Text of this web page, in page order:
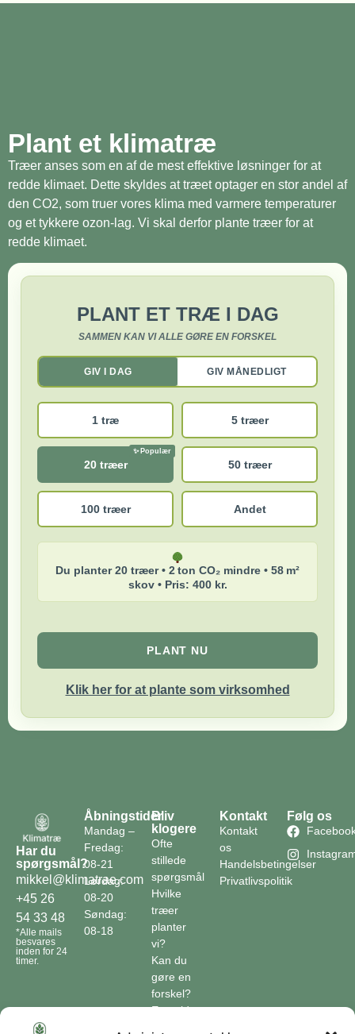
Plant et klimatræ
Træer anses som en af de mest effektive løsninger for at
redde klimaet. Dette skyldes at træet optager en stor andel af
den CO2, som truer vores klima med varmere temperaturer
og et tykkere ozon-lag. Vi skal derfor plante træer for at
redde klimaet.
PLANT ET TRÆ I DAG
SAMMEN KAN VI ALLE GØRE EN FORSKEL
GIV I DAG GIV MÅNEDLIGT
1 træ 5 træer
20 træer 50 træer
100 træer Andet
Du planter 20 træer • 2 ton CO₂ mindre • 58 m²
skov • Pris: 400 kr.
PLANT NU
Klik her for at plante som virksomhed
Har du
spørgsmål?
mikkel@klimatrae.com
+45 26
54 33 48
*Alle mails
besvares
inden for 24
timer.
Åbningstider
Mandag –
Fredag:
08-21
Lørdag:
08-20
Søndag:
08-18
Bliv
klogere
Ofte
stillede
spørgsmål
Hvilke
træer
planter
vi?
Kan du
gøre en
forskel?
En guide
Kontakt
Kontakt
os
Handelsbetingelser
Privatlivspolitik
Følg os